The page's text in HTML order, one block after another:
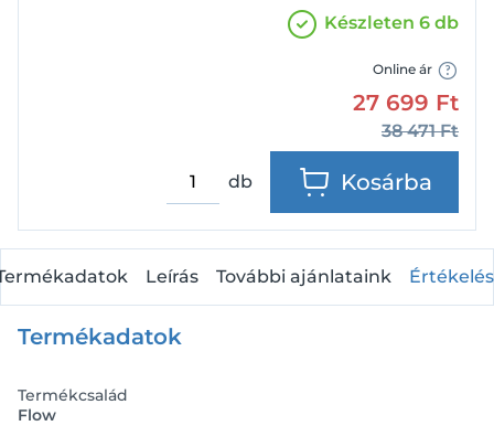
Készleten 6 db
Online ár
27 699 Ft
38 471 Ft
db Kosárba
Leírás További ajánlataink Értékelés
Termékadatok
Termékcsalád
Flow